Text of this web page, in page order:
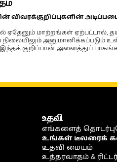
விவரக்குறிப்புகளின்
மாற்றங்கள் ஏற்பட்டால்,
அனுமானிக்கப்படும்
குறிப்பான் அனைத்துப்
உதவி
எங்களைத்
உங்கள் டீலரைக்
உதவி மையம்
உத்தரவாதம் &